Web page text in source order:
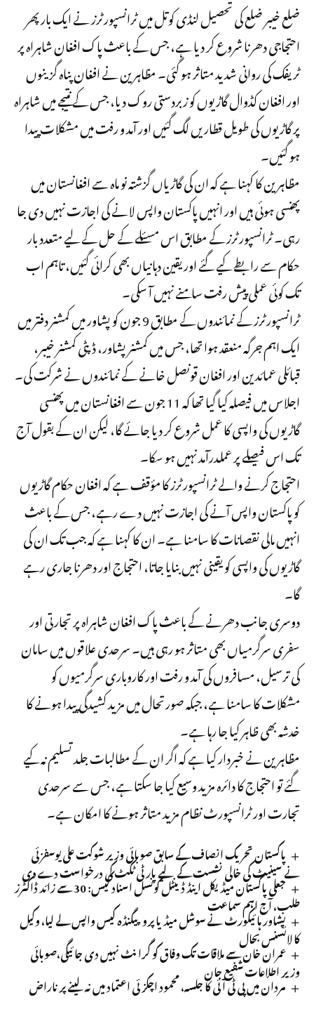
ضلعخیبر ضلعکی تحصیللنڈی کوتلمیں ٹرانسپورٹرز نے ایک بار پھر
احتجاجی دھرنا شروع کر دیا ہے، جس کے باعثپاک افغان شاہراہپر
ٹریفک کی روانی شدید متاثر ہو گئی۔ مظاہرین نے افغان پناہ گزینوں
اور افغان کڈوال گاڑیوں کو زبردستی روک دیا، جس کے نتیجے میں شاہراہ
پر گاڑیوں کی طویل قطاریں لگ گئیں اور آمد و رفت میں مشکلات پیدا
ہو گئیں۔
مظاہرین کا کہنا ہے کہ ان کی گاڑیاں گزشتہ نو ماہ سے افغانستان میں
پھنسی ہوئی ہیں اور انہیں پاکستان واپس لانے کی اجازت نہیں دی جا
رہی۔ ٹرانسپورٹرز کے مطابق اس مسئلے کے حل کے لیے متعدد بار
حکام سے رابطے کیے گئے اور یقین دہانیاں بھی کرائی گئیں، تاہم اب
تک کوئی عملی پیش رفت سامنے نہیں آ سکی۔
ٹرانسپورٹرز کے نمائندوں کے مطابق 9 جون کو
پشاورمیں کمشنر دفتر میں
ایک اہم جرگہ منعقد ہوا تھا، جس میں کمشنر پشاور، ڈپٹی کمشنر خیبر،
قبائلی عمائدین اور افغان قونصل خانے کے نمائندوں نے شرکت کی۔
اجلاس میں فیصلہ کیا گیا تھا کہ 11 جون سے افغانستان میں پھنسی
گاڑیوں کی واپسی کا عمل شروع کر دیا جائے گا، لیکن ان کے بقول آج
تک اس فیصلے پر عملدرآمد نہیں ہو سکا۔
احتجاج کرنے والے ٹرانسپورٹرز کا مؤقف ہے کہ افغان حکام گاڑیوں
کو پاکستان واپس آنے کی اجازت نہیں دے رہے، جس کے باعث
انہیں مالی نقصانات کا سامنا ہے۔ ان کا کہنا ہے کہ جب تک ان کی
گاڑیوں کی واپسی کو یقینی نہیں بنایا جاتا، احتجاج اور دھرنا جاری رہے
گا۔
دوسری جانب دھرنے کے باعث پاک افغان شاہراہ پر تجارتی اور
سفری سرگرمیاں بھی متاثر ہو رہی ہیں۔ سرحدی علاقوں میں سامان
کی ترسیل، مسافروں کی آمد و رفت اور کاروباری سرگرمیوں کو
مشکلات کا سامنا ہے، جبکہ صورتحال میں مزید کشیدگی پیدا ہونے کا
خدشہ بھی ظاہر کیا جا رہا ہے۔
مظاہرین نے خبردار کیا ہے کہ اگر ان کے مطالبات جلد تسلیم نہ کیے
گئے تو احتجاج کا دائرہ مزید وسیع کیا جا سکتا ہے، جس سے سرحدی
تجارت اور ٹرانسپورٹ نظام مزید متاثر ہونے کا امکان ہے۔
پاکستان تحریک انصاف کے سابق صوبائی وزیر شوکت علی یوسفزئی
نے سینیٹ کی خالی نشست کے لیے پارٹی ٹکٹ کی درخواست دے دی
جعلی پاکستان میڈیکل اینڈ ڈینٹل کونسل اسناد کیس: 30 سے زائد ڈاکٹرز
طلب، آج اہم سماعت
پشاور ہائیکورٹ نے سوشل میڈیا پروپیگنڈہ کیس واپس لے لیا، وکیل
کا لائسنس بحال
عمران خان سے ملاقات تک وفاق کو گرانٹ نہیں دی جائیگی،صوبائی
وزیر اطلاعات شفیع جان
مردان میں پی ٹی آئی کا جلسہ، محمود اچکزئی اعتماد میں نہ لینے پر ناراض